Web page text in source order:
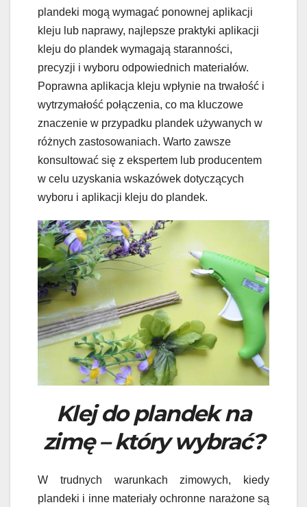
plandeki mogą wymagać ponownej aplikacji
kleju lub naprawy, najlepsze praktyki aplikacji
kleju do plandek wymagają staranności,
precyzji i wyboru odpowiednich materiałów.
Poprawna aplikacja kleju wpłynie na trwałość i
wytrzymałość połączenia, co ma kluczowe
znaczenie w przypadku plandek używanych w
różnych zastosowaniach. Warto zawsze
konsultować się z ekspertem lub producentem
w celu uzyskania wskazówek dotyczących
wyboru i aplikacji kleju do plandek.
Klej do plandek na
zimę – który wybrać?
W trudnych warunkach zimowych, kiedy
plandeki i inne materiały ochronne narażone są